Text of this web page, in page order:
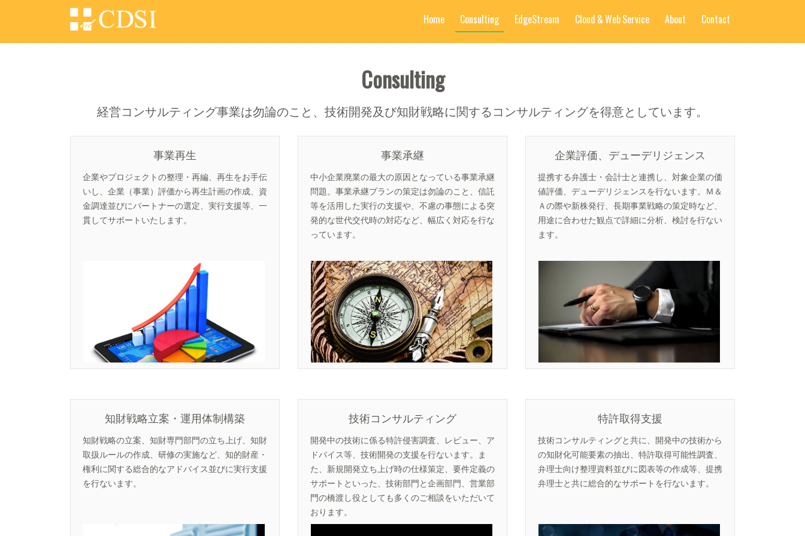
Home Consulting EdgeStream Cloud & Web Service About Contact
Consulting
経営コンサルティング事業は勿論のこと、技術開発及び知財戦略に関するコンサルティングを得意としています。
事業再生
企業やプロジェクトの整理・再編、再生をお手伝
いし、企業（事業）評価から再生計画の作成、資
金調達並びにパートナーの選定、実行支援等、一
貫してサポートいたします。
事業承継
中小企業廃業の最大の原因となっている事業承継
問題。事業承継プランの策定は勿論のこと、信託
等を活用した実行の支援や、不慮の事態による突
発的な世代交代時の対応など、幅広く対応を行な
っています。
企業評価、デューデリジェンス
提携する弁護士・会計士と連携し、対象企業の価
値評価、デューデリジェンスを行ないます。Ｍ＆
Ａの際や新株発行、長期事業戦略の策定時など、
用途に合わせた観点で詳細に分析、検討を行ない
ます。
知財戦略立案・運用体制構築
知財戦略の立案、知財専門部門の立ち上げ、知財
取扱ルールの作成、研修の実施など、知的財産・
権利に関する総合的なアドバイス並びに実行支援
を行ないます。
技術コンサルティング
開発中の技術に係る特許侵害調査、レビュー、ア
ドバイス等、技術開発の支援を行ないます。ま
た、新規開発立ち上げ時の仕様策定、要件定義の
サポートといった、技術部門と企画部門、営業部
門の橋渡し役としても多くのご相談をいただいて
おります。
特許取得支援
技術コンサルティングと共に、開発中の技術から
の知財化可能要素の抽出、特許取得可能性調査、
弁理士向け整理資料並びに図表等の作成等、提携
弁理士と共に総合的なサポートを行ないます。